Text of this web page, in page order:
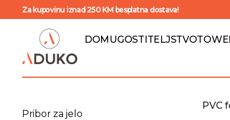
Za kupovinu iznad 250 KM besplatna dostava!
DOM UGOSTITELJSTVO
Pribor za jelo
PVC